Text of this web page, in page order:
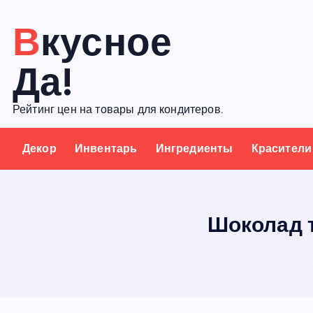
с
Вкусное
Да!
Рейтинг цен на товары для кондитеров.
Декор Инвентарь Ингредиенты Красители
Шоколад